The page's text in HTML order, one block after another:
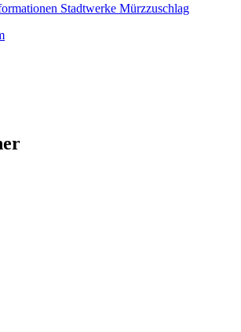
Stadtwerke Mürzzuschlag